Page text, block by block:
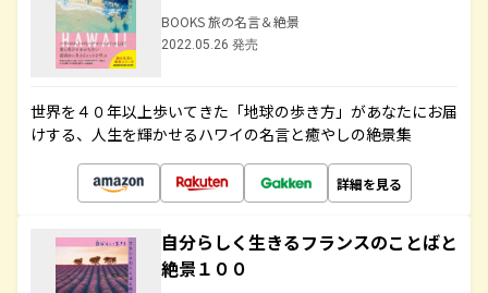
BOOKS 旅の名言＆絶景
2022.05.26 発売
世界を４０年以上歩いてきた「地球の歩き方」があなたにお届
けする、人生を輝かせるハワイの名言と癒やしの絶景集
詳細を見る
自分らしく生きるフランスのことばと
絶景１００